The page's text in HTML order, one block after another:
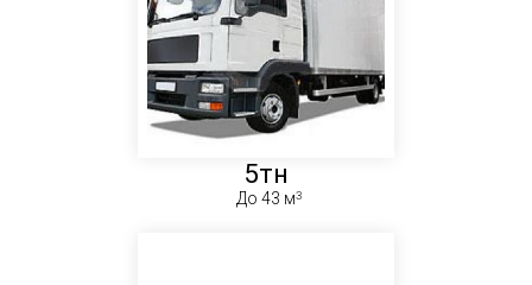
5тн
До 43 м